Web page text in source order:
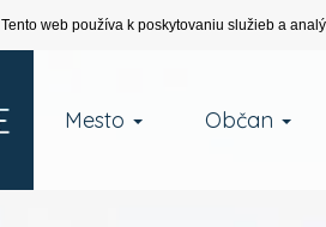
Tento web používa k poskytovaniu služieb a
Mesto Občan